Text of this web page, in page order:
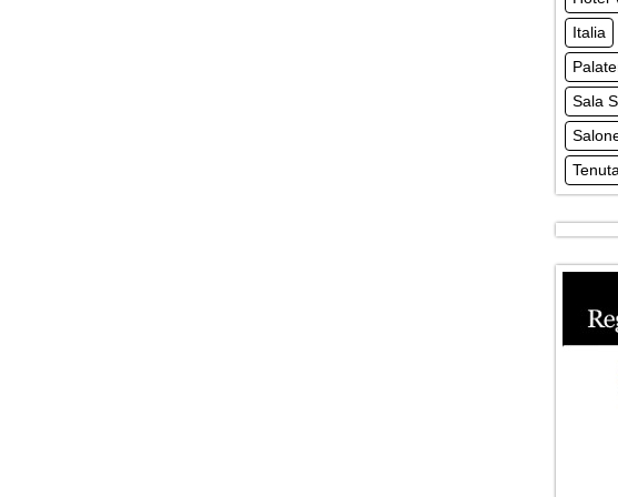
Italia
Sala